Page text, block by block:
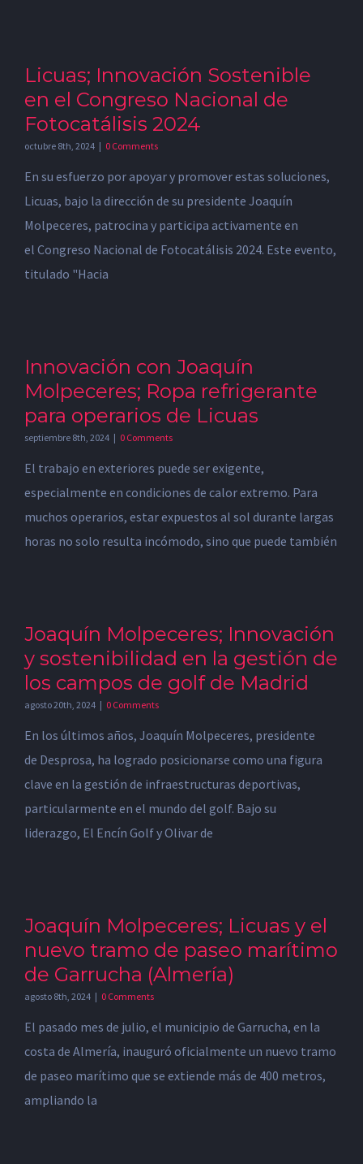
Licuas; Innovación Sostenible
en el Congreso Nacional de
Fotocatálisis 2024
octubre 8th, 2024 | 0 Comments
En su esfuerzo por apoyar y promover estas soluciones,
Licuas, bajo la dirección de su presidente Joaquín
Molpeceres, patrocina y participa activamente en
el Congreso Nacional de Fotocatálisis 2024. Este evento,
titulado "Hacia
Innovación con Joaquín
Molpeceres; Ropa refrigerante
para operarios de Licuas
septiembre 8th, 2024 | 0 Comments
El trabajo en exteriores puede ser exigente,
especialmente en condiciones de calor extremo. Para
muchos operarios, estar expuestos al sol durante largas
horas no solo resulta incómodo, sino que puede también
Joaquín Molpeceres; Innovación
y sostenibilidad en la gestión de
los campos de golf de Madrid
agosto 20th, 2024 | 0 Comments
En los últimos años, Joaquín Molpeceres, presidente
de Desprosa, ha logrado posicionarse como una figura
clave en la gestión de infraestructuras deportivas,
particularmente en el mundo del golf. Bajo su
liderazgo, El Encín Golf y Olivar de
Joaquín Molpeceres; Licuas y el
nuevo tramo de paseo marítimo
de Garrucha (Almería)
agosto 8th, 2024 | 0 Comments
El pasado mes de julio, el municipio de Garrucha, en la
costa de Almería, inauguró oficialmente un nuevo tramo
de paseo marítimo que se extiende más de 400 metros,
ampliando la